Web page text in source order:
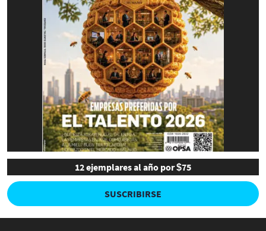
12 ejemplares al año por $75
SUSCRIBIRSE